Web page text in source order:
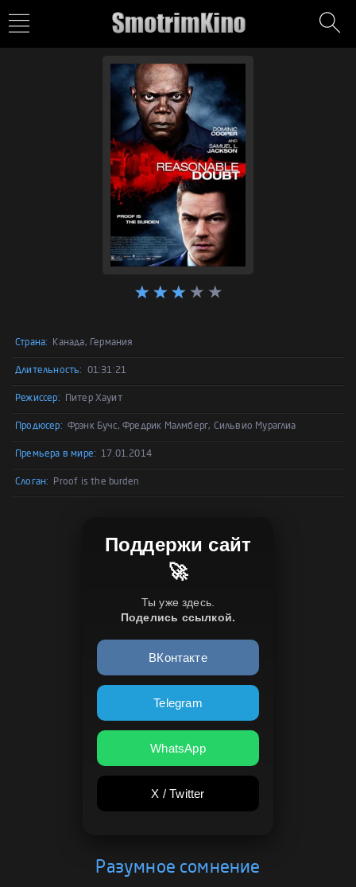
Страна: Канада, Германия
Длительность: 01:31:21
Режиссер: Питер Хауит
Продюсер: Фрэнк Бучс, Фредрик Малмберг, Сильвио Мураглиа
Премьера в мире: 17.01.2014
Слоган: Proof is the burden
Поддержи сайт
🚀
Ты уже здесь.
Поделись ссылкой.
ВКонтакте
Telegram
WhatsApp
X / Twitter
Разумное сомнение